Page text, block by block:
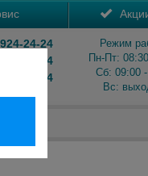
924-24-24
204-24-24
824-24-24
Режим
Пн-Пт:
Сб: 09:00
Вс: